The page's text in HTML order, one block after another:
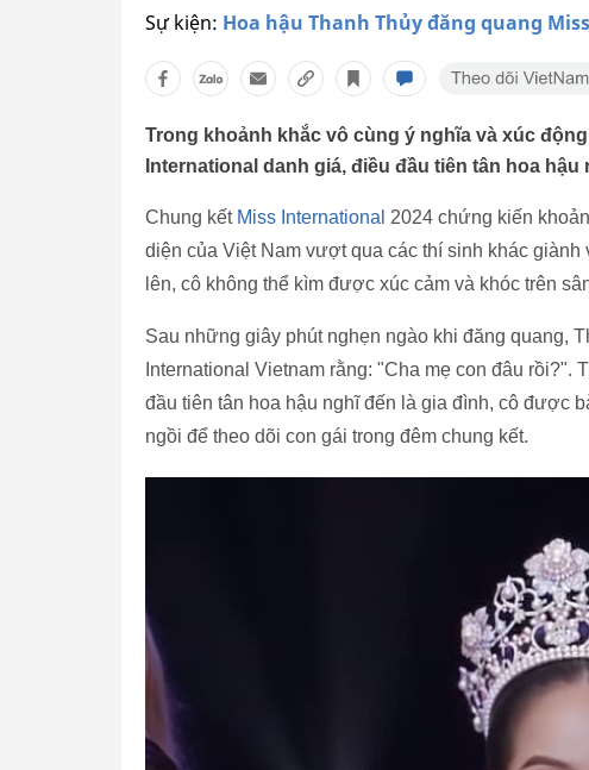
Sự kiện: Hoa hậu Thanh Thủy đăng quang
Trong khoảnh khắc vô cùng ý nghĩa và xúc
International danh giá, điều đầu tiên tân hoa hậu
Chung kết Miss International 2024 chứng kiến
diện của Việt Nam vượt qua các thí sinh khác
lên, cô không thể kìm được xúc cảm và khóc trên
Sau những giây phút nghẹn ngào khi đăng quang,
International Vietnam rằng: "Cha mẹ con đâu rồi?".
đầu tiên tân hoa hậu nghĩ đến là gia đình, cô được
ngồi để theo dõi con gái trong đêm chung kết.